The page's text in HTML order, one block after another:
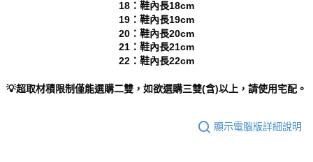
18：鞋內長18cm
19：鞋內長19cm
20：鞋內長20cm
21：鞋內長21cm
22：鞋內長22cm
💡超取材積限制僅能選購二雙，如欲選購三雙(含)以上，請使用宅配。
顯示電腦版詳細說明